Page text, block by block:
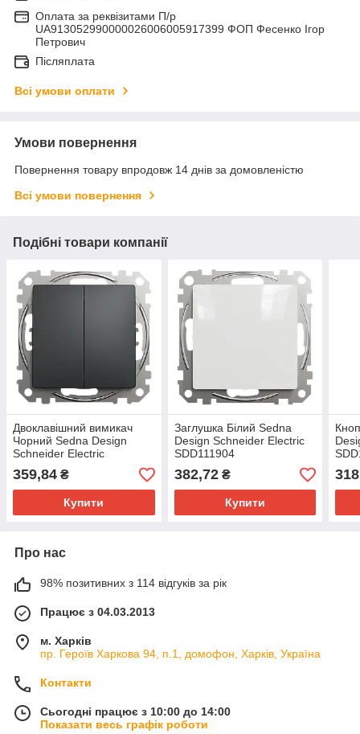
Оплата за реквізитами П/р
UA913052990000026006005917399 ФОП Фесенко Ігор
Петрович
Післяплата
Всі умови оплати
Умови повернення
Повернення товару впродовж 14 днів за домовленістю
Всі умови повернення
Подібні товари компанії
Двоклавішний вимикач
Чорний Sedna Design
Schneider Electric
SDD114105
359,84 ₴
Купити
Заглушка Білий Sedna
Design Schneider Electric
SDD111904
382,72₴
Купити
Про нас
98% позитивних з 114 відгуків за рік
Працює з 04.03.2013
м. Харків
пр. Героїв Харкова 94, п.1, домофон, Харків, Україна
Контакти
Сьогодні працює з 10:00 до 14:00
Показати весь графік роботи